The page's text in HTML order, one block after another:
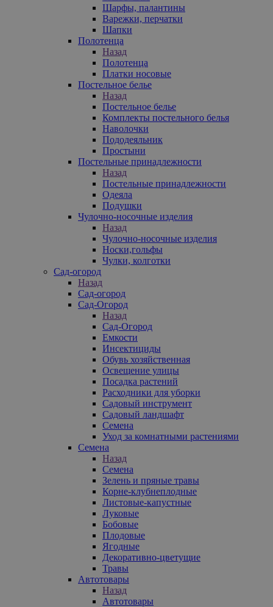
Шарфы, палантины
Варежки, перчатки
Шапки
Полотенца
Назад
Полотенца
Платки носовые
Постельное белье
Назад
Постельное белье
Комплекты постельного белья
Наволочки
Пододеяльник
Простыни
Постельные принадлежности
Назад
Постельные принадлежности
Одеяла
Подушки
Чулочно-носочные изделия
Назад
Чулочно-носочные изделия
Носки,гольфы
Чулки, колготки
Сад-огород
Назад
Сад-огород
Сад-Огород
Назад
Сад-Огород
Емкости
Инсектициды
Обувь хозяйственная
Освещение улицы
Посадка растений
Расходники для уборки
Садовый инструмент
Садовый ландшафт
Семена
Уход за комнатными растениями
Семена
Назад
Семена
Зелень и пряные травы
Корне-клубнеплодные
Листовые-капустные
Луковые
Бобовые
Плодовые
Ягодные
Декоративно-цветущие
Травы
Автотовары
Назад
Автотовары